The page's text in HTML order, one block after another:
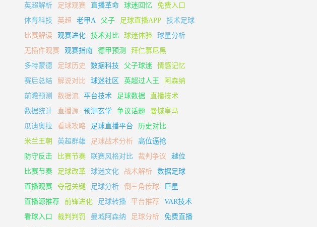
英超解析
足球观赛 直播革命 球迷回忆
免费入口
体育科技
英超 老甲A 父子 足球直播APP
技术足球
比赛解读
观赛进化 技术对比 球迷体验
球星分析
无插件观赛
观赛指南 德甲预测
拜仁慕尼黑
多特蒙德
足球历史 数据科技 父子球迷
情感记忆
赛后总结
解说对比 球迷社区 英超过人王
阿森纳
前瞻预测
数据流 平台技术 足球数据
直播技术
数据统计
直播源 预测玄学 争议话题
曼城皇马
瓜迪奥拉
看球攻略 足球直播平台
历史对比
米兰王朝
英超群雄 足球战术分析
高位逼抢
防守反击
比赛节奏 联赛风格对比 裁判争议
越位
比赛节奏
足球改革 球迷文化 战术解析
数据足球
直播观赛
夺冠关键 足球分析 倒三角传球
巨星
直播源推荐
前锋进化 足球转播 平台推荐
VAR技术
看球入口
裁判判罚 曼城阿森纳 足球分析
免费直播